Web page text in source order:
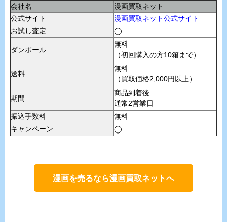
会社名
漫画買取ネット
公式サイト
漫画買取ネット公式サイト
お試し査定
◯
ダンボール
無料
（初回購入の方10箱まで）
送料
無料
（買取価格2,000円以上）
期間
商品到着後
通常2営業日
振込手数料
無料
キャンペーン
◯
漫画を売るなら漫画買取ネットへ